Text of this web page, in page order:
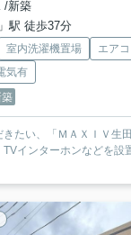
/新築
駅 徒歩37分
室内洗濯機置場 エア
気有
築
たい、「ＭＡＸＩＶ生
インターホンなどを設